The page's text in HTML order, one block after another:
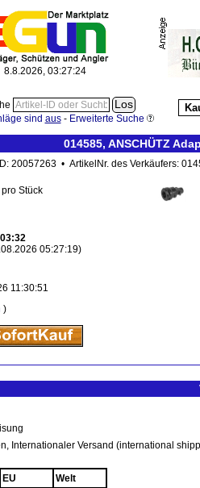
8.8.2026, 03:27:24
sind aus- Erweiterte Suche
014585, ANSCHÜTZ
20057263 • ArtikelNr. des Verkäufers:
pro Stück
05:27:19)
11:30:51
)
Internationaler Versand (international
EU
Welt